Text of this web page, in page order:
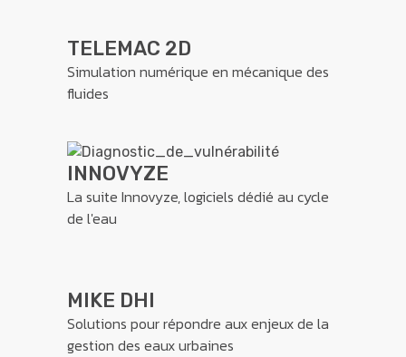
TELEMAC 2D
Simulation numérique en mécanique des
fluides
INNOVYZE
La suite Innovyze, logiciels dédié au cycle
de l'eau
MIKE DHI
Solutions pour répondre aux enjeux de la
gestion des eaux urbaines